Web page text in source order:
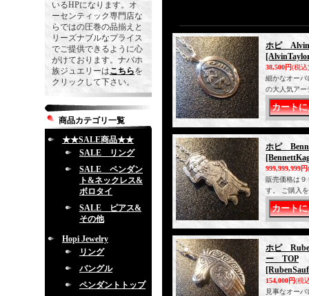
いるHPになります。オ
ーセンティック専門店な
らではの圧巻の品揃えと
リーズナブルなプライス
でご提供できるように心
がけております。ナバホ
族ジュエリーはこちらを
クリックして下さい。
商品カテゴリ一覧
★★SALE商品★★
SALE リング
SALE ペンダン
ト&ネックレス&
ボロタイ
SALE ピアス&
その他
Hopi Jewelry
リング
バングル
ペンダントトップ
ホピ Alvin
38,500円(税込)
細かなオーバ
の大人気ア
ホピ
999,999,999円
販売価格は９
す。 ご購入
ホピ
ー TOP
154,000円(税
見事なオー